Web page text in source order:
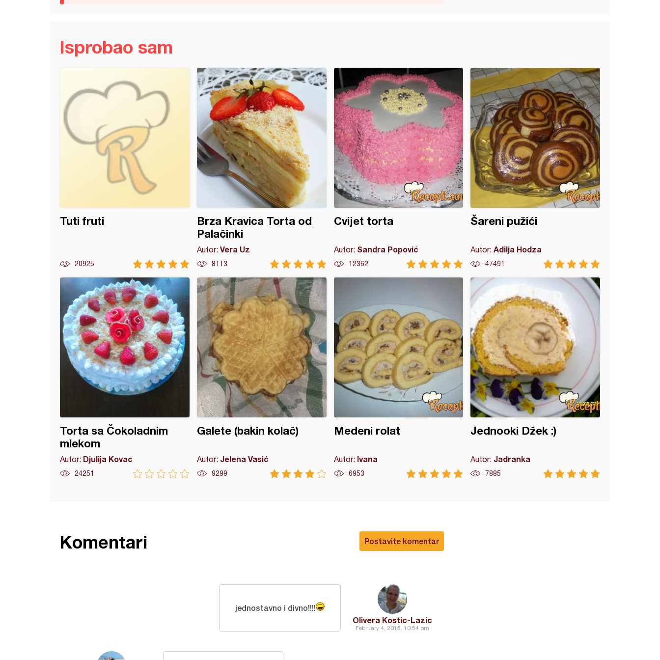
Isprobao sam
Tuti fruti
20925
Brza Kravica Torta od
Palačinki
Autor: Vera Uz
8113
Cvijet torta
Autor: Sandra Popović
12362
Šareni pužići
Autor:Adilja Hodza
47491
Torta sa Čokoladnim
mlekom
Autor: Djulija Kovac
24251
Galete (bakin kolač)
Autor: Jelena Vasić
9299
Medeni rolat
Autor: Ivana
6953
Jednooki Džek :)
Autor: Jadranka
7885
Postavite komentar
Komentari
Olivera Kostic-Lazic
February 4, 2015, 10:54 pm
jednostavno i divno!!!!